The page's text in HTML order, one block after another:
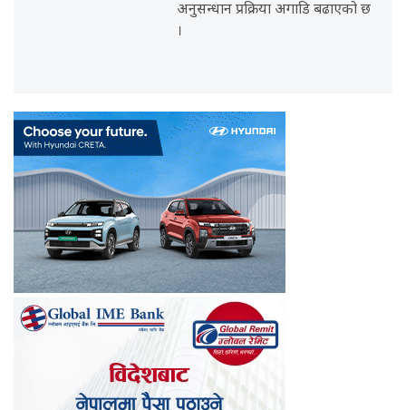
अनुसन्धान प्रक्रिया अगाडि बढाएको छ
।